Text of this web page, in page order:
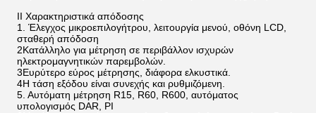
ΙΙ Χαρακτηριστικά απόδοσης
1. Έλεγχος μικροεπιλογήτρου, λειτουργία μενού, οθόνη LCD,
σταθερή απόδοση
2Κατάλληλο για μέτρηση σε περιβάλλον ισχυρών
ηλεκτρομαγνητικών παρεμβολών.
3Ευρύτερο εύρος μέτρησης, διάφορα ελκυστικά.
4Η τάση εξόδου είναι συνεχής και ρυθμιζόμενη.
5. Αυτόματη μέτρηση R15, R60, R600, αυτόματος
υπολογισμός DAR, PI